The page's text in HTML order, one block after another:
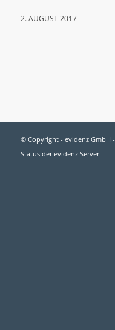
2. AUGUST 2017
© Copyright - evidenz GmbH -
Status der evidenz Server